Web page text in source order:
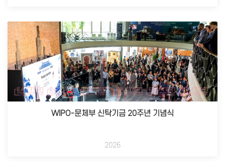
WIPO-문체부 신탁기금 20주년 기념식
2026